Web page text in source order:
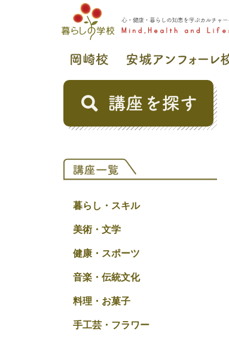
暮らし・スキル
美術・文学
健康・スポーツ
音楽・伝統文化
料理・お菓子
手工芸・フラワー